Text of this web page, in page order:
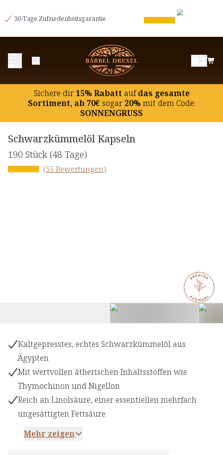
30-Tage Zufriedenheitsgarantie
Sichere dir15% Rabatt aufdas gesamte
Sortiment, ab 70€ sogar20% mit dem Code:
SONNENGRUSS
Schwarzkümmelöl Kapseln
190 Stück (48 Tage)
(55 Bewertungen)
Kaltgepresstes, echtes Schwarzkümmelöl aus
Ägypten
Mit wertvollen ätherischen Inhaltsstoffen wie
Thymochinon und Nigellon
Reich an Linolsäure, einer essentiellen mehrfach
ungesättigten Fettsäure
Mehr zeigen